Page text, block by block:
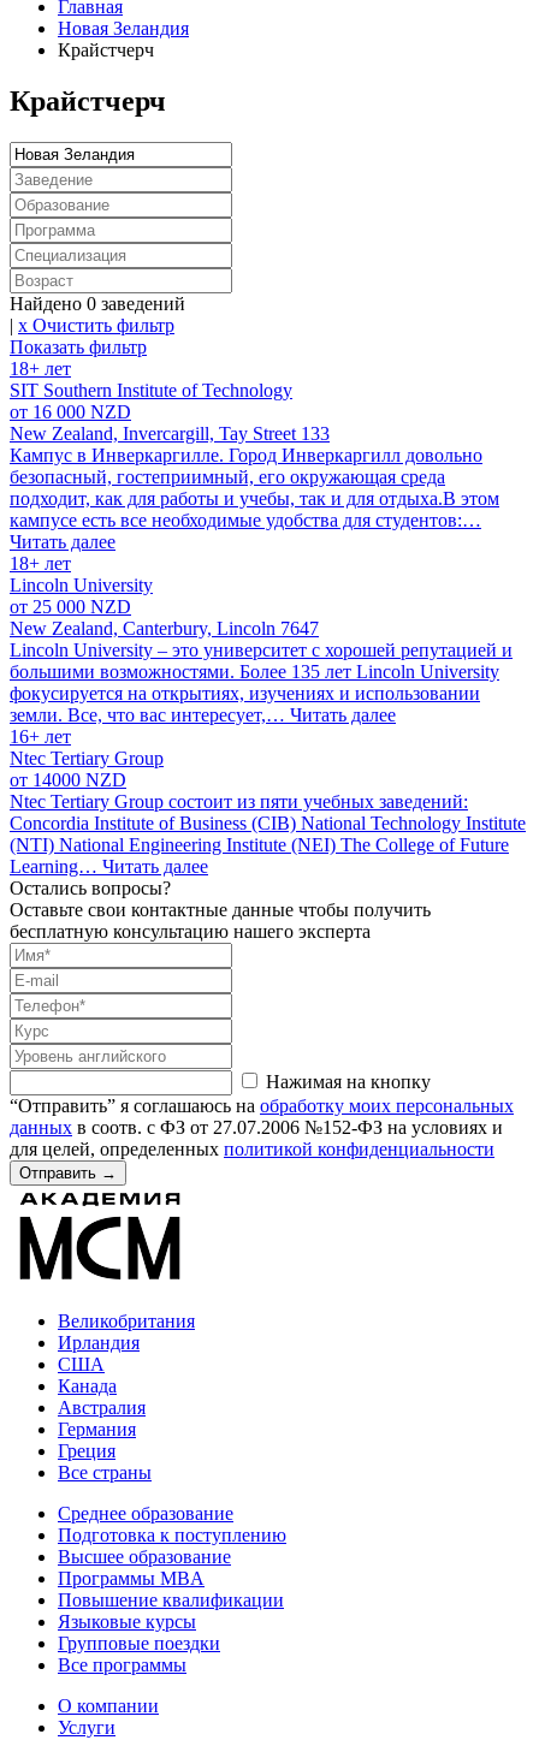
Главная
Новая Зеландия
Крайстчерч
Крайстчерч
Найдено 0 заведений
| x Очистить фильтр
Показать фильтр
18+ лет
SIT Southern Institute of Technology
от 16 000 NZD
New Zealand, Invercargill, Tay Street 133
Кампус в Инверкаргилле. Город Инверкаргилл довольно
безопасный, гостеприимный, его окружающая среда
подходит, как для работы и учебы, так и для отдыха.В этом
кампусе есть все необходимые удобства для студентов:…
Читать далее
18+ лет
Lincoln University
от 25 000 NZD
New Zealand, Canterbury, Lincoln 7647
Lincoln University – это университет с хорошей репутацией и
большими возможностями. Более 135 лет Lincoln University
фокусируется на открытиях, изучениях и использовании
земли. Все, что вас интересует,… Читать далее
16+ лет
Ntec Tertiary Group
от 14000 NZD
Ntec Tertiary Group состоит из пяти учебных заведений:
Concordia Institute of Business (CIB) National Technology Institute
(NTI) National Engineering Institute (NEI) The College of Future
Learning… Читать далее
Остались вопросы?
Оставьте свои контактные данные чтобы получить
бесплатную консультацию нашего эксперта
Нажимая на кнопку
“Отправить” я соглашаюсь на обработку моих персональных
данных в соотв. с ФЗ от 27.07.2006 №152-ФЗ на условиях и
для целей, определенных политикой конфиденциальности
Отправить →
Великобритания
Ирландия
США
Канада
Австралия
Германия
Греция
Все страны
Среднее образование
Подготовка к поступлению
Высшее образование
Программы MBA
Повышение квалификации
Языковые курсы
Групповые поездки
Все программы
О компании
Услуги